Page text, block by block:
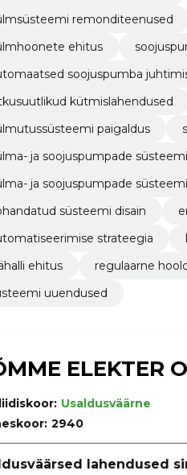
remonditeenused
ehitus
soojuspumba
kütmislahendused
paigaldus
ja soojuspumpade
ja soojuspumpade
süsteemi disain
strateegia
ehitus
regulaarne
uuendused
ELEKTER
Usaldusväärne
2940
lahendused